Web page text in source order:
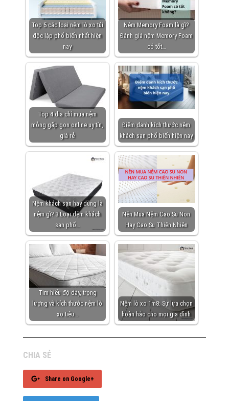
Top 5 các loại nệm lò xo túi
độc lập phổ biến nhất hiện
nay
Nệm Memory Foam là gì?
Đánh giá nệm Memory Foam
có tốt…
Top 4 địa chỉ mua nệm
mỏng gấp gọn online uy tín,
giá rẻ
Điểm danh kích thước nệm
khách sạn phổ biến hiện nay
Nệm khách sạn hay dùng là
nệm gì? 3 Loại đệm khách
sạn phổ…
Nên Mua Nệm Cao Su Non
Hay Cao Su Thiên Nhiên
Tìm hiểu độ dày, trọng
lượng và kích thước nệm lò
xo tiêu…
Nệm lò xo 1m8: Sự lựa chọn
hoàn hảo cho mọi gia đình
CHIA SẺ
Share on Google+